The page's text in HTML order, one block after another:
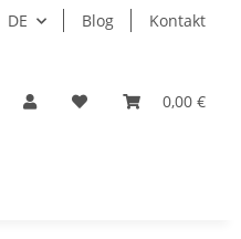
DE Blog Kontakt
0,00 €